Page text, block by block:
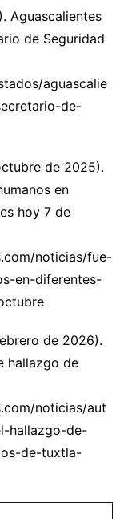
Aguascalientes
de Seguridad
aguascalie
de-
de 2025).
en
hoy 7 de
noticias/fue-
en-diferentes-
de 2026).
hallazgo de
noticias/aut
hallazgo-de-
de-tuxtla-